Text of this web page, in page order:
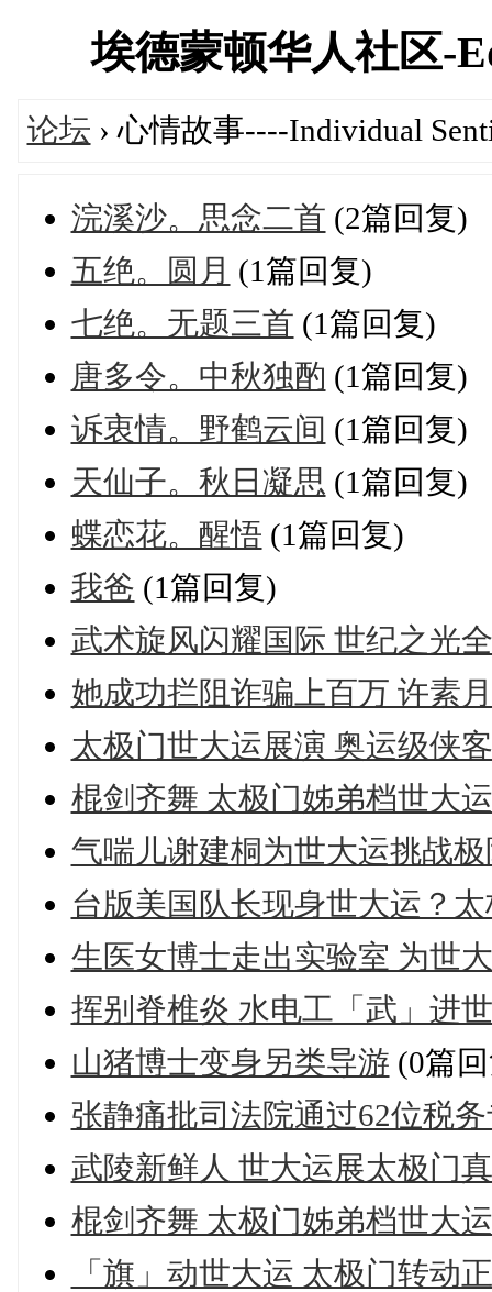
埃德蒙顿华人社区-
论坛 › 心情故事----Individual
浣溪沙。思念二首 (2篇回复)
五绝。圆月 (1篇回复)
七绝。无题三首 (1篇回复)
唐多令。中秋独酌 (1篇回复)
诉衷情。野鹤云间 (1篇回复)
天仙子。秋日凝思 (1篇回复)
蝶恋花。醒悟 (1篇回复)
我爸 (1篇回复)
武术旋风闪耀国际 世纪之光
她成功拦阻诈骗上百万 许素
太极门世大运展演 奥运级侠
棍剑齐舞 太极门姊弟档世大
气喘儿谢建桐为世大运挑战
台版美国队长现身世大运？
生医女博士走出实验室 为世
挥别脊椎炎 水电工「武」进
山猪博士变身另类导游 (0篇
张静痛批司法院通过62位税
武陵新鲜人 世大运展太极门
棍剑齐舞 太极门姊弟档世大
「旗」动世大运 太极门转动